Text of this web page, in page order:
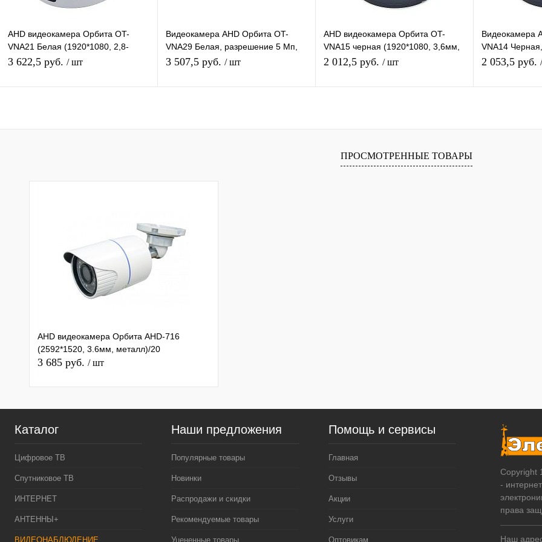
AHD видеокамера Орбита OT-
VNA21 Белая (1920*1080, 2,8-
12мм, металл)
3 622,5 руб. / шт
Видеокамера AHD Орбита OT-
VNA29 Белая, разрешение 5 Mп,
3072*1728, объектив 2,8-12мм, ИК
3 507,5 руб. / шт
AHD видеокамера Орбита OT-
VNA15 черная (1920*1080, 3,6мм,
пластик)
2 012,5 руб. / шт
В избранное Под заказ
Видеокамера
VNA14
3072*1728,
2 053,5 руб.
ПРОСМОТРЕННЫЕ ТОВАРЫ
AHD видеокамера Орбита AHD-716
(2592*1520, 3.6мм, металл)/20
3 685 руб. / шт
Каталог
Цифровое ТВ
Спутниковое ТВ
ИНТЕРНЕТ
АНТЕННЫ+
ВИДЕОНАБЛЮДЕНИЕ
Наши предложения
Популярные товары
Новинки
Распродажи и скидки
Рекомендуемые товары
Уцененные товары
Помощь и сервисы
Главная
Отзывы
Акции
Услуги
Оптовикам
Copyright
-
права
Наш